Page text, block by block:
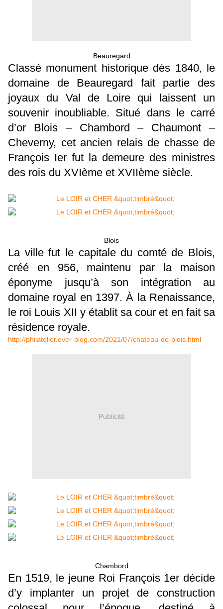
Beauregard
Classé monument historique dès 1840, le
domaine de Beauregard fait partie des
joyaux du Val de Loire qui laissent un
souvenir inoubliable. Situé dans le carré
d’or Blois – Chambord – Chaumont –
Cheverny, cet ancien relais de chasse de
François Ier fut la demeure des ministres
des rois du XVIème et XVIIème siècle.
Blois
La ville fut le capitale du comté de Blois,
créé en 956, maintenu par la maison
éponyme jusqu’à son intégration au
domaine royal en 1397. À la Renaissance,
le roi Louis XII y établit sa cour et en fait sa
résidence royale.
http://philatelier.over-blog.com/2021/07/chateau-de-blois.html
Publicité
Chambord
En 1519, le jeune Roi François 1er décide
d’y implanter un projet de construction